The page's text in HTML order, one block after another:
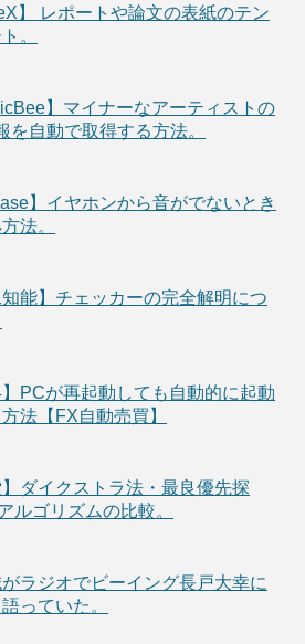
】 レポートや論文の表紙のテン
。
】マイナーなアーティストの
を自動で取得する方法。
】イヤホンから音がでないとき
法。
知能】チェッカーの完全解明につ
】PCが再起動しても自動的に起動
法【FX自動売買】
】ダイクストラ法・最良優先探
ルゴリズムの比較。
ラジオでビーイング長戸大幸に
っていた。